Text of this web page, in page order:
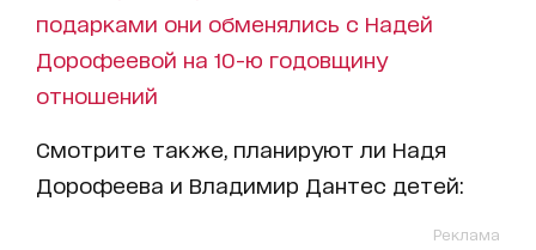
подарками они обменялись с Надей
Дорофеевой на 10-ю годовщину
отношений
Смотрите также, планируют ли Надя
Дорофеева и Владимир Дантес детей:
Реклама